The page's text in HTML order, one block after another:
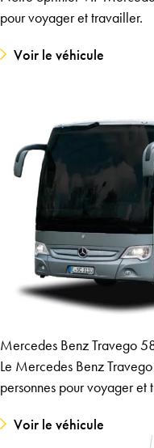
pour voyager et travailler.
Voir le véhicule
Mercedes Benz Travego
Le Mercedes Benz
personnes pour voyager et
Voir le véhicule